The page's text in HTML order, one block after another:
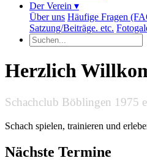
Der Verein ▾
Über uns Häufige Fragen
Satzung/Beiträge. etc.
Herzlich
Schachclub Böblingen 1975
Schach spielen, trainieren und
Nächste Termine